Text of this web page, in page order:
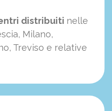
distribuiti nelle
Milano,
Treviso e relative